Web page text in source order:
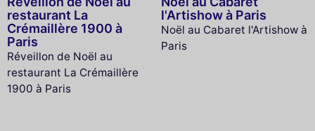
restaurant La
Crémaillère 1900 à
Paris
Réveillon de Noël au
restaurant La Crémaillère
1900 à Paris
l'Artishow à Paris
Noël au Cabaret l'Artishow à
Paris